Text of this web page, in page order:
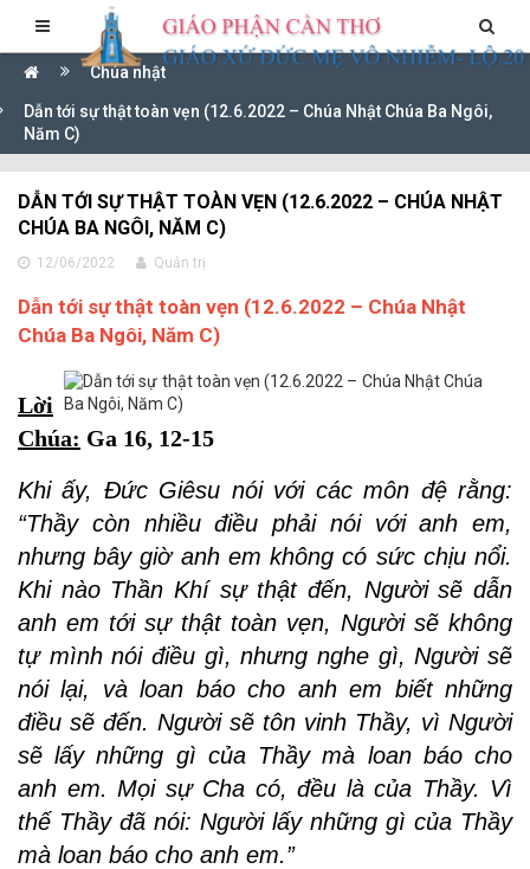
Chúa nhật
Dẫn tới sự thật toàn vẹn (12.6.2022 – Chúa Nhật Chúa Ba Ngôi,
Năm C)
DẪN TỚI SỰ THẬT TOÀN VẸN (12.6.2022 – CHÚA NHẬT
CHÚA BA NGÔI, NĂM C)
12/06/2022 Quản trị
Dẫn tới sự thật toàn vẹn (12.6.2022 – Chúa Nhật
Chúa Ba Ngôi, Năm C)
Lời
Chúa: Ga 16, 12-15
Khi ấy, Ðức Giêsu nói với các môn đệ rằng:
“Thầy còn nhiều điều phải nói với anh em,
nhưng bây giờ anh em không có sức chịu nổi.
Khi nào Thần Khí sự thật đến, Người sẽ dẫn
anh em tới sự thật toàn vẹn, Người sẽ không
tự mình nói điều gì, nhưng nghe gì, Người sẽ
nói lại, và loan báo cho anh em biết những
điều sẽ đến. Người sẽ tôn vinh Thầy, vì Người
sẽ lấy những gì của Thầy mà loan báo cho
anh em. Mọi sự Cha có, đều là của Thầy. Vì
thế Thầy đã nói: Người lấy những gì của Thầy
mà loan báo cho anh em.”